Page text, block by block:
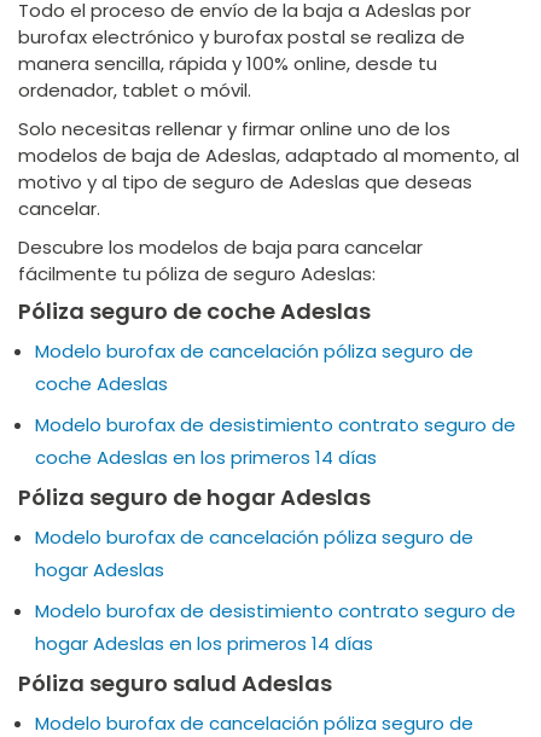
Todo el proceso de envío de la baja a Adeslas por
burofax electrónico y burofax postal se realiza de
manera sencilla, rápida y 100% online, desde tu
ordenador, tablet o móvil.
Solo necesitas rellenar y firmar online uno de los
modelos de baja de Adeslas, adaptado al momento, al
motivo y al tipo de seguro de Adeslas que deseas
cancelar.
Descubre los modelos de baja para cancelar
fácilmente tu póliza de seguro Adeslas:
Póliza seguro de coche Adeslas
Modelo burofax de cancelación póliza seguro de
coche Adeslas
Modelo burofax de desistimiento contrato seguro de
coche Adeslas en los primeros 14 días
Póliza seguro de hogar Adeslas
Modelo burofax de cancelación póliza seguro de
hogar Adeslas
Modelo burofax de desistimiento contrato seguro de
hogar Adeslas en los primeros 14 días
Póliza seguro salud Adeslas
Modelo burofax de cancelación póliza seguro de